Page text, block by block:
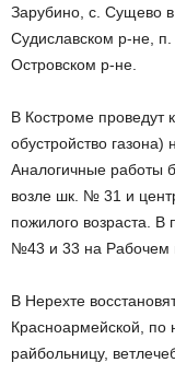
Зарубино, с. Сущево
Судиславском р-не,
Островском р-не.
В Костроме проведут
обустройство
Аналогичные работы
возле шк. № 31 и
пожилого возраста. В
№43 и 33 на Рабочем
В Нерехте
Красноармейской,
райбольницу,